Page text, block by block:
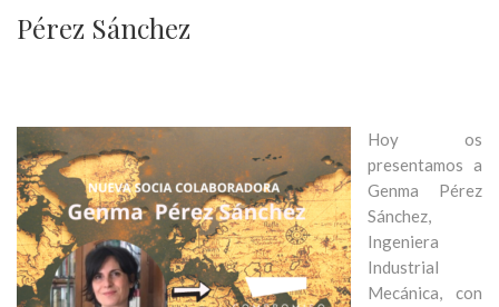
Pérez Sánchez
Hoy os
presentamos a
Genma Pérez
Sánchez,
Ingeniera
Industrial
Mecánica, con